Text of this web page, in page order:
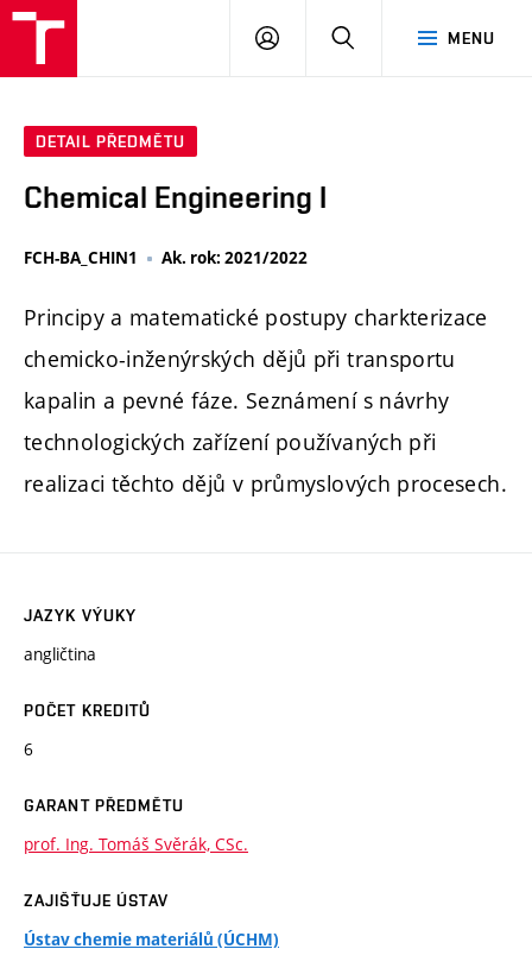
MENU
PŘIHLÁSIT
DETAIL PŘEDMĚTU
Chemical Engineering I
FCH-BA_CHIN1 Ak. rok: 2021/2022
Principy a matematické postupy charkterizace
chemicko-inženýrských dějů při transportu
kapalin a pevné fáze. Seznámení s návrhy
technologických zařízení používaných při
realizaci těchto dějů v průmyslových procesech.
JAZYK VÝUKY
angličtina
POČET KREDITŮ
6
GARANT PŘEDMĚTU
prof. Ing. Tomáš Svěrák, CSc.
ZAJIŠŤUJE ÚSTAV
Ústav chemie materiálů (ÚCHM)